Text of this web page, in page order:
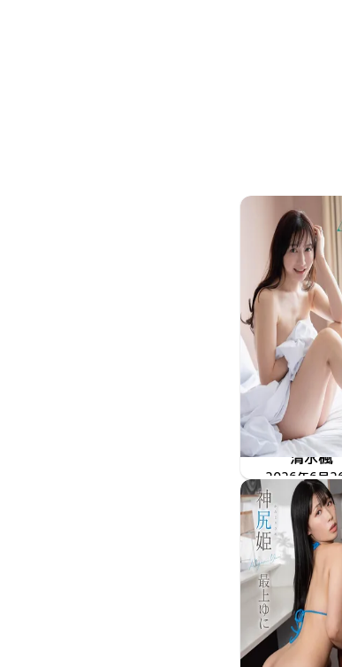
清水楓
40
TSDS-
2026年6月